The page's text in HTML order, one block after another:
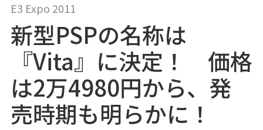
E3 Expo 2011
新型PSPの名称は
『Vita』に決定！ 価格
は2万4980円から、発
売時期も明らかに！